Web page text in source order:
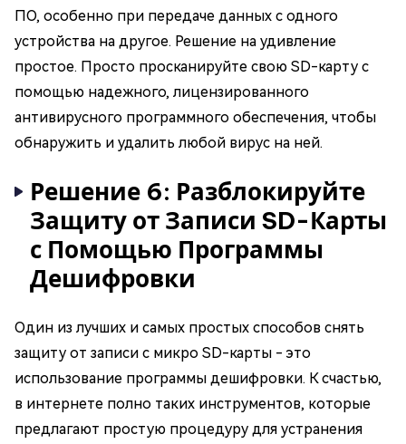
ПО, особенно при передаче данных с одного
устройства на другое. Решение на удивление
простое. Просто просканируйте свою SD-карту с
помощью надежного, лицензированного
антивирусного программного обеспечения, чтобы
обнаружить и удалить любой вирус на ней.
Решение 6: Разблокируйте
Защиту от Записи SD-Карты
с Помощью Программы
Дешифровки
Один из лучших и самых простых способов снять
защиту от записи с микро SD-карты - это
использование программы дешифровки. К счастью,
в интернете полно таких инструментов, которые
предлагают простую процедуру для устранения